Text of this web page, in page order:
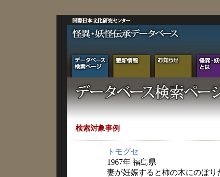
検索対象事例
トモグセ
1967年 福島県
妻が妊娠すると柿の木にのぼり